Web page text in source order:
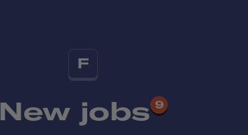
F
New jobs 9